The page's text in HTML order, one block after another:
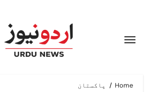
content
Home
پاکستان